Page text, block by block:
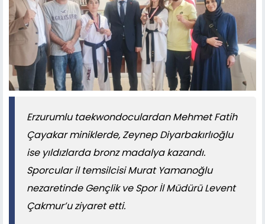
Erzurumlu taekwondoculardan Mehmet Fatih
Çayakar miniklerde, Zeynep Diyarbakırlıoğlu
ise yıldızlarda bronz madalya kazandı.
Sporcular il temsilcisi Murat Yamanoğlu
nezaretinde Gençlik ve Spor İl Müdürü Levent
Çakmur’u ziyaret etti.